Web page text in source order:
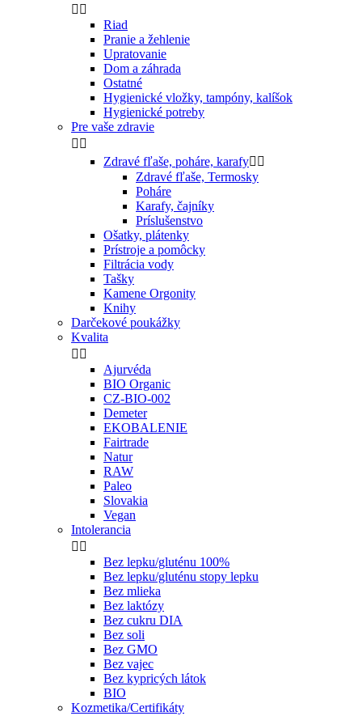
 
Riad
Pranie a žehlenie
Upratovanie
Dom a záhrada
Ostatné
Hygienické vložky, tampóny, kalíšok
Hygienické potreby
Pre vaše zdravie
 
Zdravé fľaše, poháre, karafy 
Zdravé fľaše, Termosky
Poháre
Karafy, čajníky
Príslušenstvo
Ošatky, plátenky
Prístroje a pomôcky
Filtrácia vody
Tašky
Kamene Orgonity
Knihy
Darčekové poukážky
Kvalita
 
Ajurvéda
BIO Organic
CZ-BIO-002
Demeter
EKOBALENIE
Fairtrade
Natur
RAW
Paleo
Slovakia
Vegan
Intolerancia
 
Bez lepku/gluténu 100%
Bez lepku/gluténu stopy lepku
Bez mlieka
Bez laktózy
Bez cukru DIA
Bez soli
Bez GMO
Bez vajec
Bez kypricých látok
BIO
Kozmetika/Certifikáty